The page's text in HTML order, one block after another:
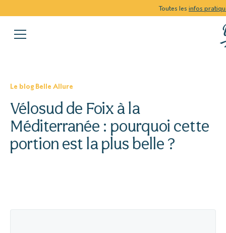
Toutes les infos
Le blog Belle Allure
Vélosud de Foix à la
Méditerranée : pourquoi cette
portion est la plus belle ?